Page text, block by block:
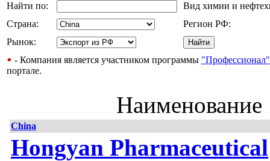
Найти по:
Вид химии и
Страна:
Регион РФ:
Рынок:
- Компания является участником программы "Профессионал"
портале.
Наименование
China
Hongyan Pharmaceutical